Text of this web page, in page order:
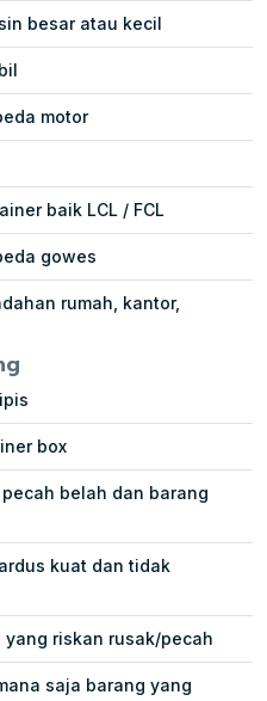
besar atau kecil
motor
baik LCL / FCL
gowes
rumah, kantor,
box
belah dan barang
kuat dan tidak
riskan rusak/pecah
saja barang yang